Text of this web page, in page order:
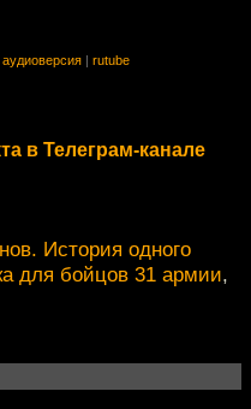
аудиоверсия rutube
в Телеграм-канале
История одного
для бойцов 31 армии,